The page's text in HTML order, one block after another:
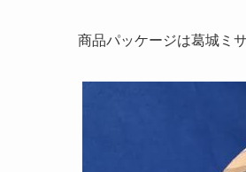
商品パッケージは葛城ミ